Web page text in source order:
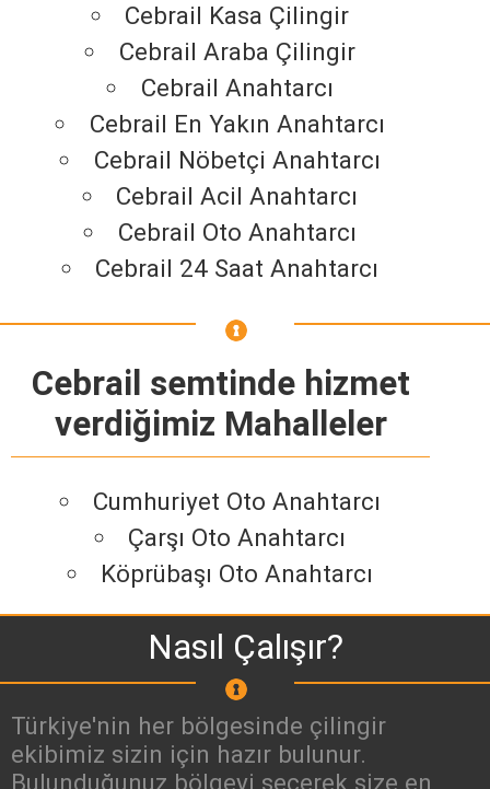
Cebrail Kasa Çilingir
Cebrail Araba Çilingir
Cebrail Anahtarcı
Cebrail En Yakın Anahtarcı
Cebrail Nöbetçi Anahtarcı
Cebrail Acil Anahtarcı
Cebrail Oto Anahtarcı
Cebrail 24 Saat Anahtarcı
Cebrail semtinde hizmet
verdiğimiz Mahalleler
Cumhuriyet Oto Anahtarcı
Çarşı Oto Anahtarcı
Köprübaşı Oto Anahtarcı
Nasıl Çalışır?
Türkiye'nin her bölgesinde çilingir
ekibimiz sizin için hazır bulunur.
Bulunduğunuz bölgeyi seçerek size en